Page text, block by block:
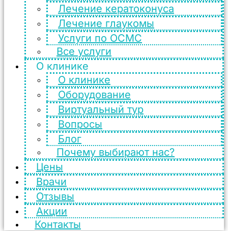
Лечение кератоконуса
Лечение глаукомы
Услуги по ОСМС
Все услуги
О клинике
О клинике
Оборудование
Виртуальный тур
Вопросы
Блог
Почему выбирают нас?
Цены
Врачи
Отзывы
Акции
Контакты